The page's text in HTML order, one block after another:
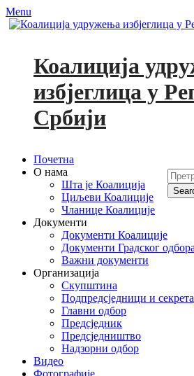
Menu
Коалиција
избјеглица у
Србији
for:
Primary
Menu
Skip
Почетна
О нама
Шта је Коалиција
Циљеви Коалиције
Чланице Коалиције
Документи
Документи Коалиције
Документи Градског одбора
Важни документи
Организација
Скупштина
Подпредсједници и
Главни одбор
Предсједник
Предсједништво
Надзорни одбор
Видео
Фотографије